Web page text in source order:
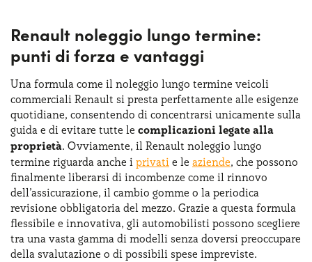
Renault noleggio lungo termine:
punti di forza e vantaggi
Una formula come il noleggio lungo termine veicoli
commerciali Renault si presta perfettamente alle esigenze
quotidiane, consentendo di concentrarsi unicamente sulla
guida e di evitare tutte le complicazioni legate alla
proprietà. Ovviamente, il Renault noleggio lungo
termine riguarda anche i privati e le aziende, che possono
finalmente liberarsi di incombenze come il rinnovo
dell’assicurazione, il cambio gomme o la periodica
revisione obbligatoria del mezzo. Grazie a questa formula
flessibile e innovativa, gli automobilisti possono scegliere
tra una vasta gamma di modelli senza doversi preoccupare
della svalutazione o di possibili spese impreviste.